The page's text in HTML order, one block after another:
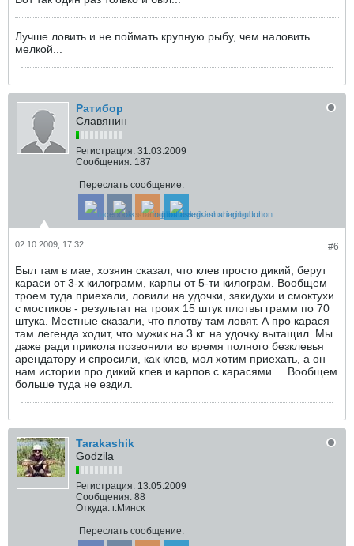
Лучше ловить и не поймать крупную рыбу, чем наловить
мелкой...
Ратибор
Славянин
Регистрация: 31.03.2009
Сообщения: 187
Переслать сообщение:
#6
02.10.2009, 17:32
Был там в мае, хозяин сказал, что клев просто дикий, берут
караси от 3-х килограмм, карпы от 5-ти килограм. Вообщем
троем туда приехали, ловили на удочки, закидухи и смоктухи
с мостиков - результат на троих 15 штук плотвы грамм по 70
штука. Местные сказали, что плотву там ловят. А про карася
там легенда ходит, что мужик на 3 кг. на удочку вытащил. Мы
даже ради прикола позвонили во время полного безклевья
арендатору и спросили, как клев, мол хотим приехать, а он
нам истории про дикий клев и карпов с карасями.... Вообщем
больше туда не ездил.
Tarakashik
Godzila
Регистрация: 13.05.2009
Сообщения: 88
Откуда: г.Минск
Переслать сообщение: